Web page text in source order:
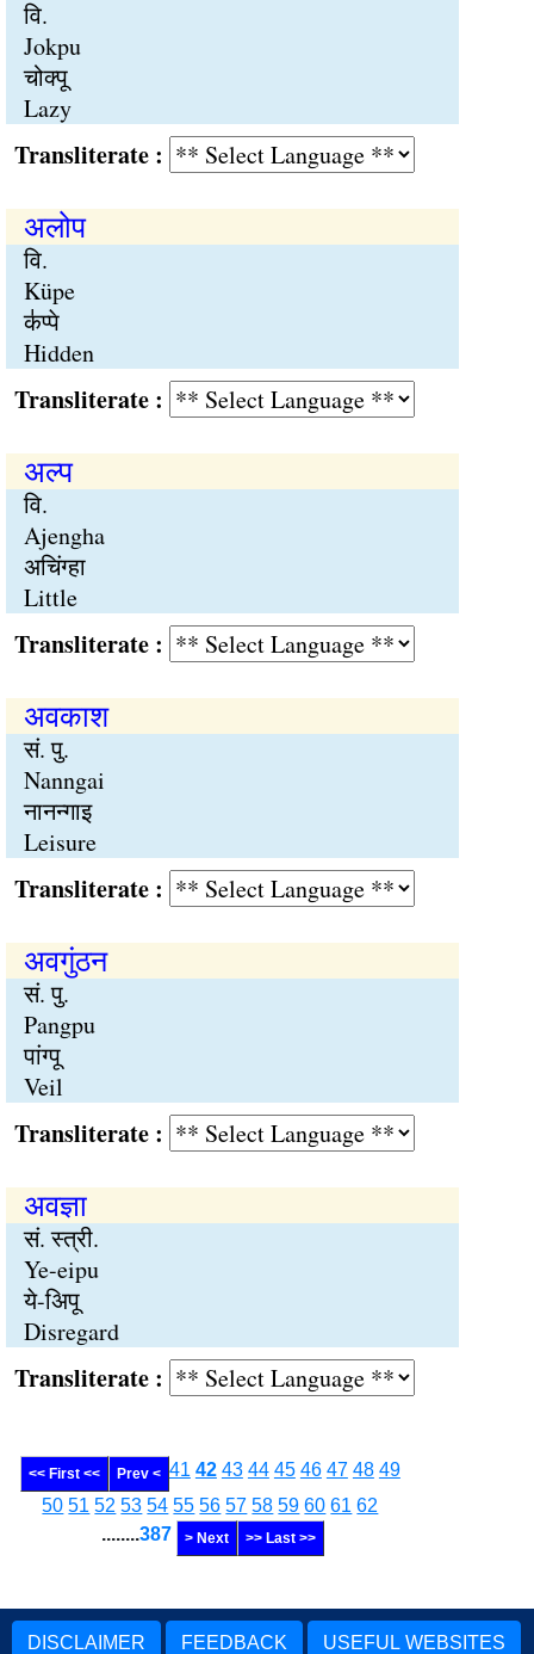
वि.
Jokpu
चोक्पू
Lazy
:
अलोप
वि.
Küpe
क॑प्पे
Hidden
:
अल्प
वि.
Ajengha
अचिंग्हा
Little
:
अवकाश
सं. पु.
Nanngai
नानन्गाइ
Leisure
:
अवगुंठन
सं. पु.
Pangpu
पांग्पू
Veil
:
अवज्ञा
सं. स्त्री.
Ye-eipu
ये-अिपू
Disregard
:
<< First << Prev < 41 42 43 44 45 46 47 48 49
50 51 52 53 54 55 56 57 58 59 60 61 62
........387 > Next >> Last >>
DISCLAIMER FEEDBACK USEFUL WEBSITES